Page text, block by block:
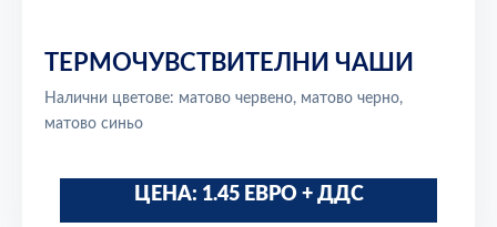
ТЕРМОЧУВСТВИТЕЛНИ ЧАШИ
Налични цветове: матово червено, матово черно,
матово синьо
ЦЕНА: 1.45 ЕВРО + ДДС